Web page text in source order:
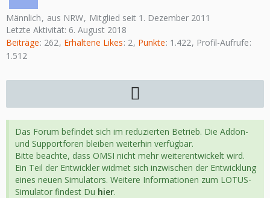
Männlich aus NRW
Mitglied seit 1. Dezember 2011
Letzte Aktivität: 6. August 2018
Beiträge 262 Erhaltene Likes 2 Punkte 1.422 Profil-Aufrufe
1.512
Das Forum befindet sich im reduzierten Betrieb. Die Addon-
und Supportforen bleiben weiterhin verfügbar.
Bitte beachte, dass OMSI nicht mehr weiterentwickelt wird.
Ein Teil der Entwickler widmet sich inzwischen der Entwicklung
eines neuen Simulators. Weitere Informationen zum LOTUS-
Simulator findest Du hier.